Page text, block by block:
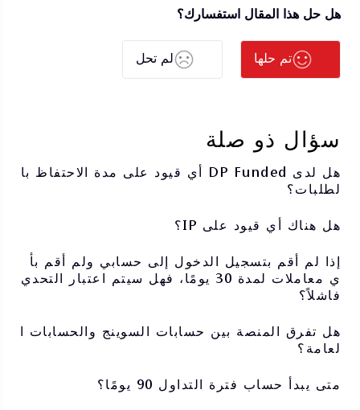
هل حل هذا المقال استفسارك؟
تم حلها لم تحل
سؤال ذو صلة
هل لدى DP Funded أي قيود على مدة الاحتفاظ با
لطلبات؟
هل هناك أي قيود على IP؟
إذا لم أقم بتسجيل الدخول إلى حسابي ولم أقم بأ
ي معاملات لمدة 30 يومًا، فهل سيتم اعتبار التحدي
فاشلاً؟
هل تفرق المنصة بين حسابات السوينج والحسابات ا
لعامة؟
متى يبدأ حساب فترة التداول 90 يومًا؟